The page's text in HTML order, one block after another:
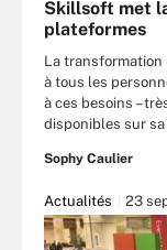
Skillsoft met
plateformes
La transformation
à tous les
à ces besoins –
disponibles sur
Sophy Caulier
Actualités 23